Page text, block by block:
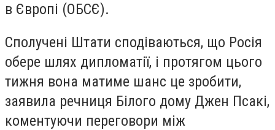
в Європі (ОБСЄ).
Сполучені Штати сподіваються, що Росія
обере шлях дипломатії, і протягом цього
тижня вона матиме шанс це зробити,
заявила речниця Білого дому Джен Псакі,
коментуючи переговори між